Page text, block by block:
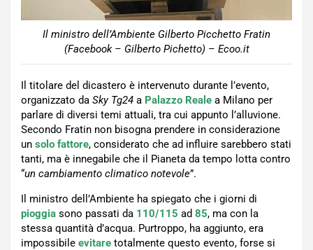
Il ministro dell’Ambiente Gilberto Picchetto Fratin
(Facebook – Gilberto Pichetto) – Ecoo.it
Il titolare del dicastero è intervenuto durante l’evento,
organizzato da Sky Tg24 a Palazzo Reale a Milano per
parlare di diversi temi attuali, tra cui appunto l’alluvione.
Secondo Fratin non bisogna prendere in considerazione
un solo fattore, considerato che ad influire sarebbero stati
tanti, ma è innegabile che il Pianeta da tempo lotta contro
“un cambiamento climatico notevole”.
Il ministro dell’Ambiente ha spiegato che i giorni di
pioggia sono passati da 110/115 ad 85, ma con la
stessa quantità d’acqua. Purtroppo, ha aggiunto, era
impossibile evitare totalmente questo evento, forse si